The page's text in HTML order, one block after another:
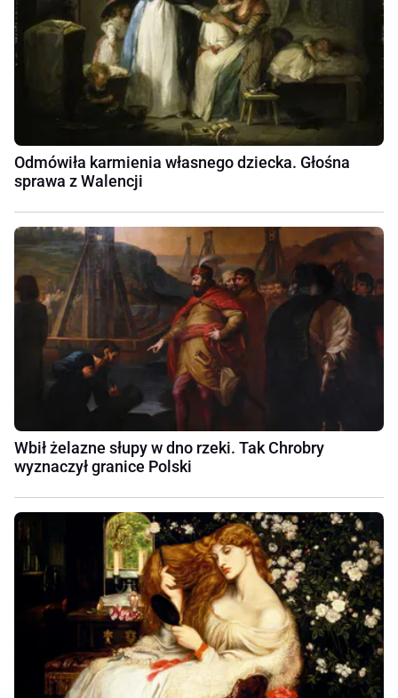
Odmówiła karmienia własnego dziecka. Głośna
sprawa z Walencji
Wbił żelazne słupy w dno rzeki. Tak Chrobry
wyznaczył granice Polski